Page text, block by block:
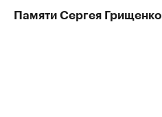
Памяти Сергея Грищенко